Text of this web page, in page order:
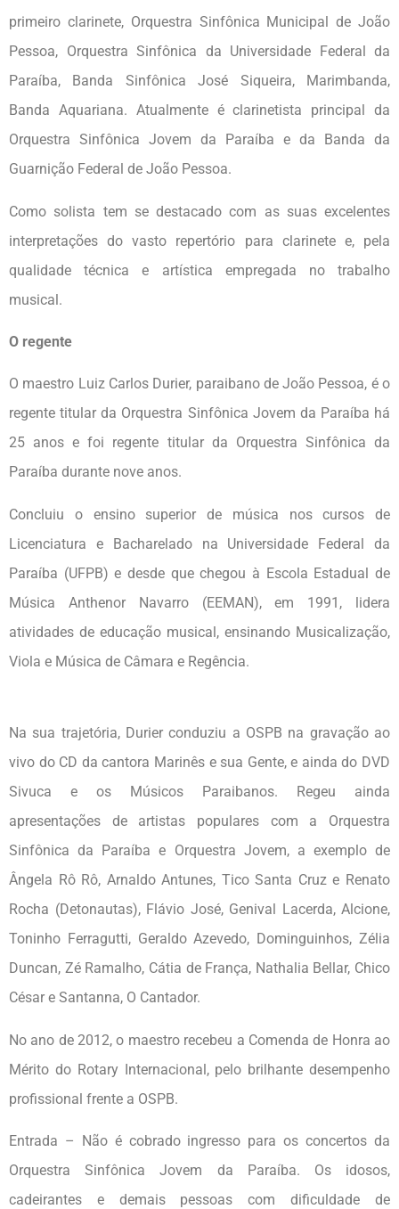
primeiro clarinete, Orquestra Sinfônica Municipal de João
Pessoa, Orquestra Sinfônica da Universidade Federal da
Paraíba, Banda Sinfônica José Siqueira, Marimbanda,
Banda Aquariana. Atualmente é clarinetista principal da
Orquestra Sinfônica Jovem da Paraíba e da Banda da
Guarnição Federal de João Pessoa.
Como solista tem se destacado com as suas excelentes
interpretações do vasto repertório para clarinete e, pela
qualidade técnica e artística empregada no trabalho
musical.
O regente
O maestro Luiz Carlos Durier, paraibano de João Pessoa, é o
regente titular da Orquestra Sinfônica Jovem da Paraíba há
25 anos e foi regente titular da Orquestra Sinfônica da
Paraíba durante nove anos.
Concluiu o ensino superior de música nos cursos de
Licenciatura e Bacharelado na Universidade Federal da
Paraíba (UFPB) e desde que chegou à Escola Estadual de
Música Anthenor Navarro (EEMAN), em 1991, lidera
atividades de educação musical, ensinando Musicalização,
Viola e Música de Câmara e Regência.
Na sua trajetória, Durier conduziu a OSPB na gravação ao
vivo do CD da cantora Marinês e sua Gente, e ainda do DVD
Sivuca e os Músicos Paraibanos. Regeu ainda
apresentações de artistas populares com a Orquestra
Sinfônica da Paraíba e Orquestra Jovem, a exemplo de
Ângela Rô Rô, Arnaldo Antunes, Tico Santa Cruz e Renato
Rocha (Detonautas), Flávio José, Genival Lacerda, Alcione,
Toninho Ferragutti, Geraldo Azevedo, Dominguinhos, Zélia
Duncan, Zé Ramalho, Cátia de França, Nathalia Bellar, Chico
César e Santanna, O Cantador.
No ano de 2012, o maestro recebeu a Comenda de Honra ao
Mérito do Rotary Internacional, pelo brilhante desempenho
profissional frente a OSPB.
Entrada – Não é cobrado ingresso para os concertos da
Orquestra Sinfônica Jovem da Paraíba. Os idosos,
cadeirantes e demais pessoas com dificuldade de